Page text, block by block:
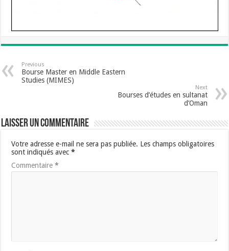
Previous
Bourse Master en Middle Eastern
Studies (MIMES)
Next
Bourses d’études en sultanat
d’Oman
Laisser un commentaire
Votre adresse e-mail ne sera pas publiée. Les champs obligatoires
sont indiqués avec*
Commentaire*